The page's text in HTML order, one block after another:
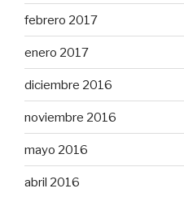
febrero 2017
enero 2017
diciembre 2016
noviembre 2016
mayo 2016
abril 2016